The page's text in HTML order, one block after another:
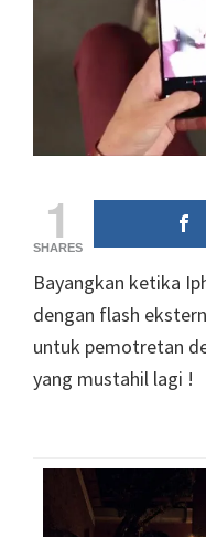
1
SHARES
Bayangkan ketika
dengan flash
untuk pemotretan
yang mustahil lagi !